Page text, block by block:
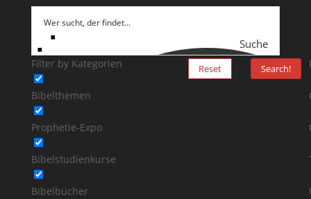
Suche
Filter by Kategorien
Bibelthemen
Prophetie-Expo
Bibelstudienkurse
Bibelbücher
Reset Search!